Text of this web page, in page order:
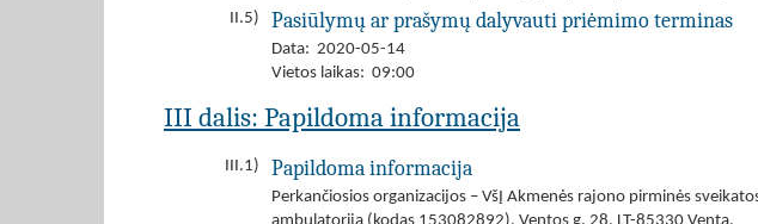
II.5)
Pasiūlymų ar prašymų dalyvauti priėmimo terminas
Data: 2020-05-14
Vietos laikas: 09:00
III dalis: Papildoma informacija
III.1) Papildoma informacija
Perkančiosios organizacijos – VšĮ Akmenės rajono pirminės